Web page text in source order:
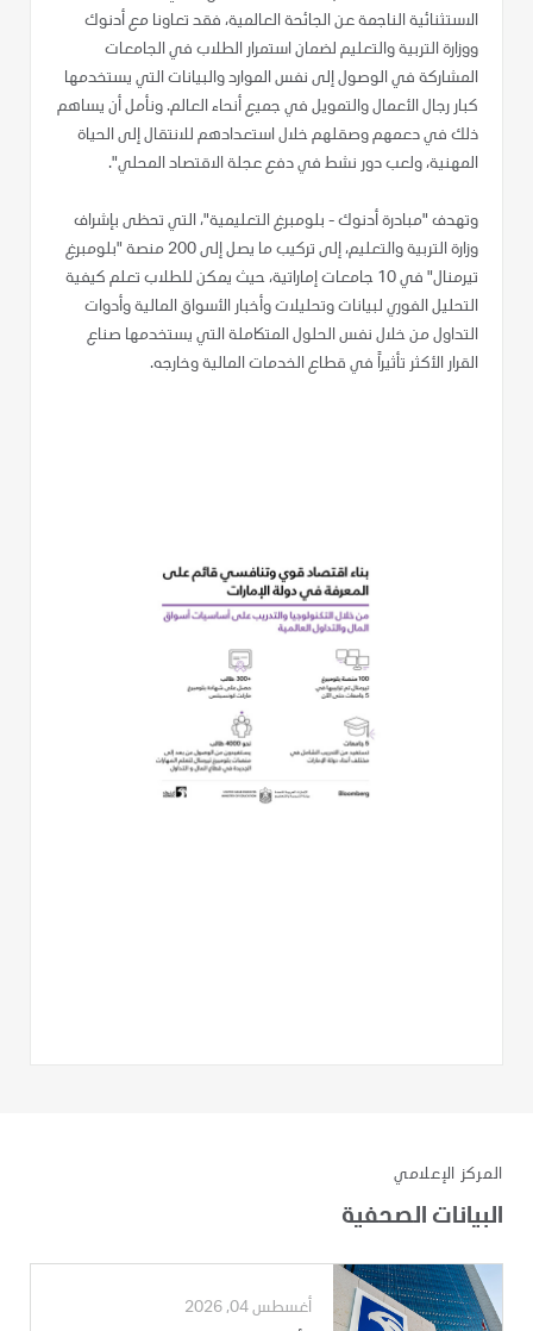
الاستثنائية الناجمة عن الجائحة العالمية، فقد تعاونا مع أدنوك
ووزارة التربية والتعليم لضمان استمرار الطلاب في الجامعات
المشاركة في الوصول إلى نفس الموارد والبيانات التي يستخدمها
كبار رجال الأعمال والتمويل في جميع أنحاء العالم. ونأمل أن يساهم
ذلك في دعمهم وصقلهم خلال استعدادهم للانتقال إلى الحياة
المهنية، ولعب دور نشط في دفع عجلة الاقتصاد المحلي".
وتهدف "مبادرة أدنوك - بلومبرغ التعليمية"، التي تحظى بإشراف
وزارة التربية والتعليم، إلى تركيب ما يصل إلى 200 منصة "بلومبرغ
تيرمنال" في 10 جامعات إماراتية، حيث يمكن للطلاب تعلم كيفية
التحليل الفوري لبيانات وتحليلات وأخبار الأسواق المالية وأدوات
التداول من خلال نفس الحلول المتكاملة التي يستخدمها صناع
القرار الأكثر تأثيراً في قطاع الخدمات المالية وخارجه.
المركز الإعلامي
البيانات الصحفية
أغسطس 04, 2026